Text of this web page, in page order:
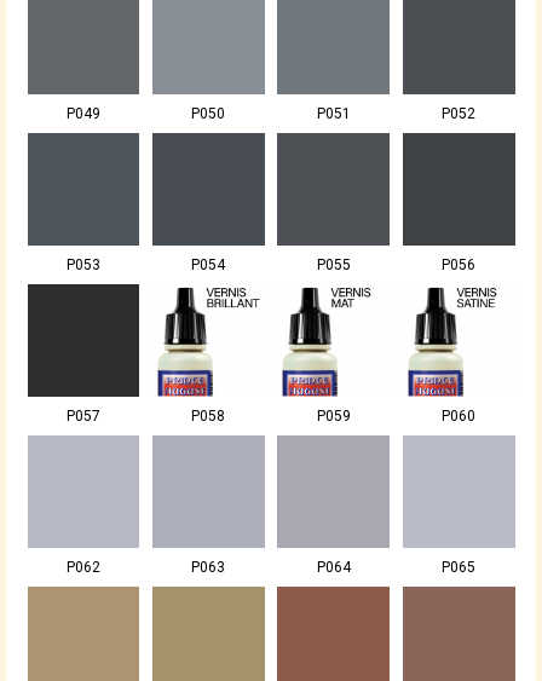
P049 P050 P051 P052
P053 P054 P055 P056
P057 P058 P059 P060
P062 P063 P064 P065